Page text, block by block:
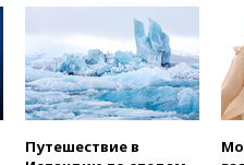
у России
ЧЕ по
2028 году
вчера,
начались
Путешествие в